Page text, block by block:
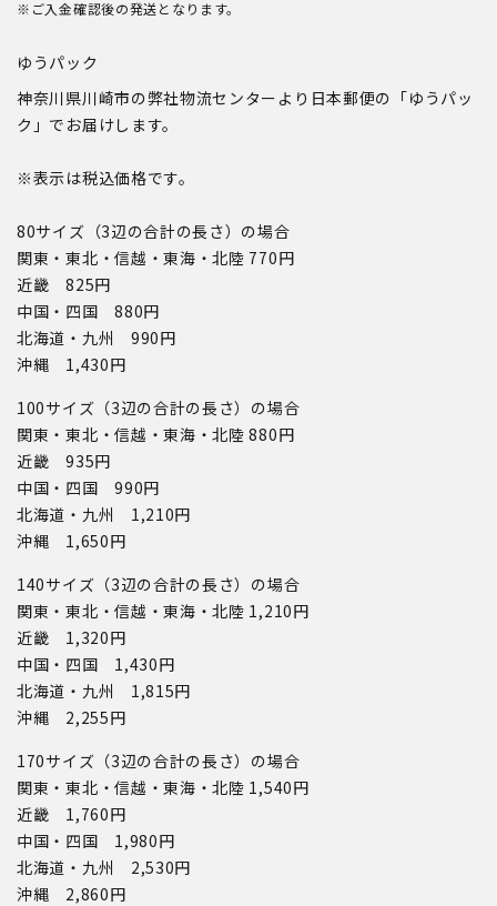
※ご入金確認後の発送となります。
ゆうパック
神奈川県川崎市の弊社物流センターより日本郵便の「ゆうパッ
ク」でお届けします。
※表示は税込価格です。
80サイズ（3辺の合計の長さ）の場合
関東・東北・信越・東海・北陸 770円
近畿 825円
中国・四国 880円
北海道・九州 990円
沖縄 1,430円
100サイズ（3辺の合計の長さ）の場合
関東・東北・信越・東海・北陸 880円
近畿 935円
中国・四国 990円
北海道・九州 1,210円
沖縄 1,650円
140サイズ（3辺の合計の長さ）の場合
関東・東北・信越・東海・北陸 1,210円
近畿 1,320円
中国・四国 1,430円
北海道・九州 1,815円
沖縄 2,255円
170サイズ（3辺の合計の長さ）の場合
関東・東北・信越・東海・北陸 1,540円
近畿 1,760円
中国・四国 1,980円
北海道・九州 2,530円
沖縄 2,860円